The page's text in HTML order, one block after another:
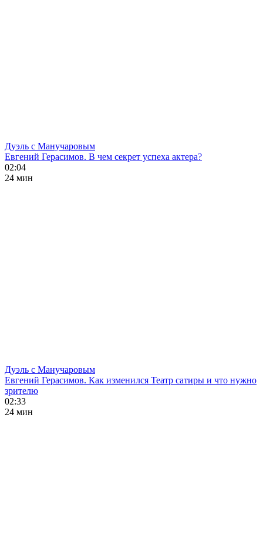
Дуэль с Манучаровым
Евгений Герасимов. В чем секрет успеха актера?
02:04
24 мин
Дуэль с Манучаровым
Евгений Герасимов. Как изменился Театр сатиры и что нужно
зрителю
02:33
24 мин